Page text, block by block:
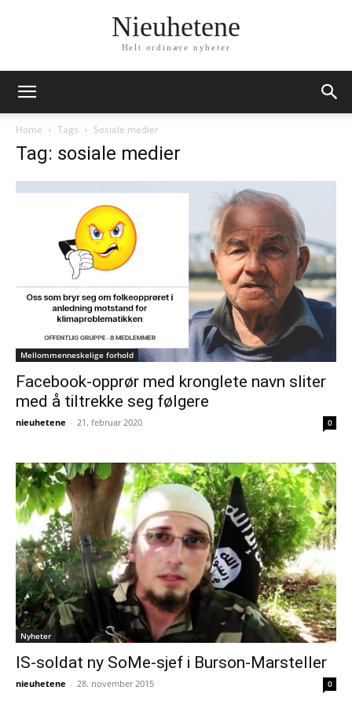
Nieuhetene
Helt ordinære nyheter
Home Tags Sosiale medier
Tag: sosiale medier
Mellommenneskelige forhold
Facebook-opprør med kronglete navn sliter
med å tiltrekke seg følgere
nieuhetene - 21. februar 2020 0
Nyheter
IS-soldat ny SoMe-sjef i Burson-Marsteller
nieuhetene - 28. november 2015 0